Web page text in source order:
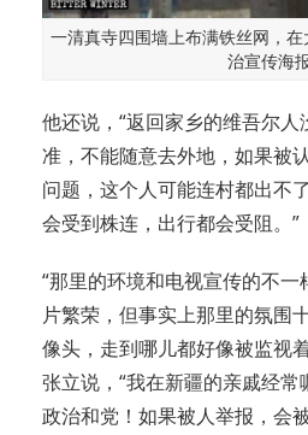
一清真寺四围墙上布满铁丝网，
治宣传海
他还说，“返回家乡的维吾尔
准，不能随意去外地，如果被
问题，这个人可能连村都出不
会受到株连，出行都会受阻。”
“那里的环境和电视宣传的不
片繁荣，但事实上那里的氛围
像头，走到哪儿都好像被监视
张立说，“我在新疆的亲戚经
政治和党！如果被人举报，会